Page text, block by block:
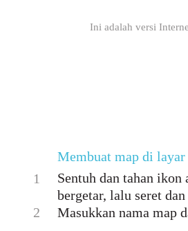
Ini adalah versi
Membuat map di layar
1
Sentuh dan tahan
bergetar, lalu seret
2
Masukkan nama map